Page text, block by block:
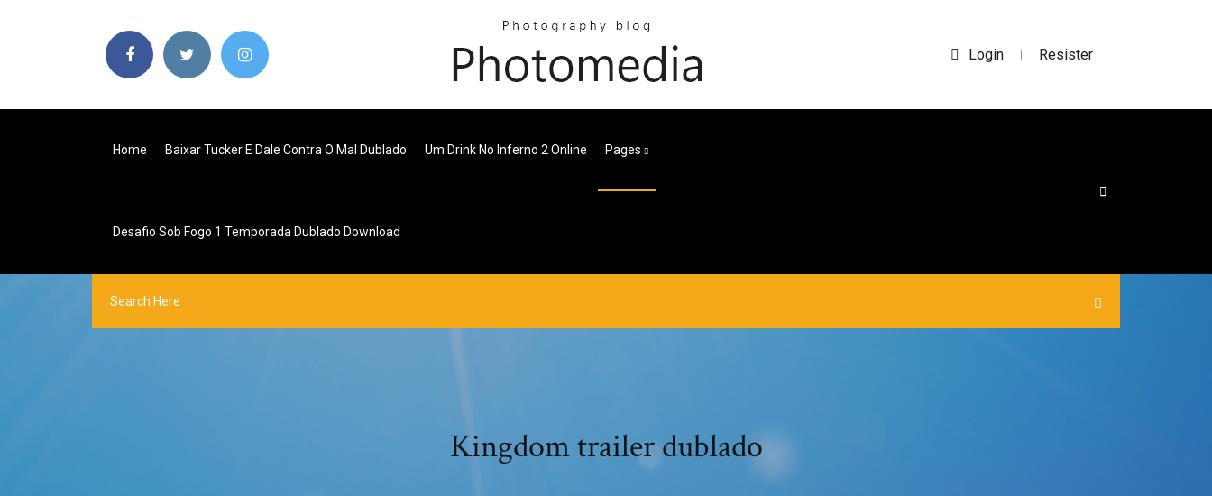
Login | Resister
Home Baixar Tucker E Dale Contra O Mal Dublado Um Drink No Inferno 2 Online Pages
Desafio Sob Fogo 1 Temporada Dublado Download
Kingdom trailer dublado